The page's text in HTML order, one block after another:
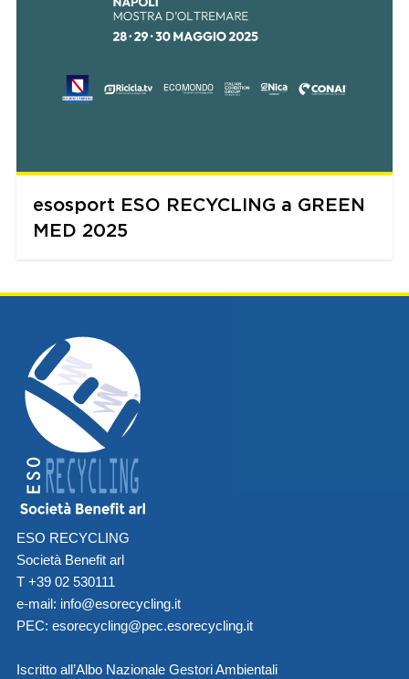
esosport ESO RECYCLING a GREEN
MED 2025
ESO RECYCLING
Società Benefit arl
T +39 02 530111
e-mail: info@esorecycling.it
PEC: esorecycling@pec.esorecycling.it
Iscritto all’Albo Nazionale Gestori Ambientali